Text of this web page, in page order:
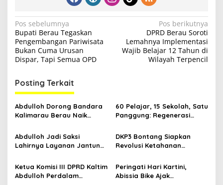
N
a
v
g
a
s
p
o
s
Pos sebelumnya
Bupati Berau Tegaskan
Pengembangan Pariwisata
Bukan Cuma Urusan
Dispar, Tapi Semua OPD
Pos berikutnya
DPRD Berau Soroti
Lemahnya Implementasi
Wajib Belajar 12 Tahun di
Wilayah Terpencil
Posting Terkait
Abdulloh Dorong Bandara
Kalimarau Berau Naik
Internasional Kaltim
60 Pelajar, 15 Sekolah, Satu
Panggung: Regenerasi
Jalannya
Abdulloh Jadi Saksi
Lahirnya Layanan Jantung
Jawaban Kebutuhan
Rakyat
DKP3 Bontang Siapkan
Revolusi Ketahanan
Smartani Jadi Senjata
Ketua Komisi III DPRD Kaltim
Abdulloh Perdalam
Peringati Hari Kartini,
Abissia Bike Ajak